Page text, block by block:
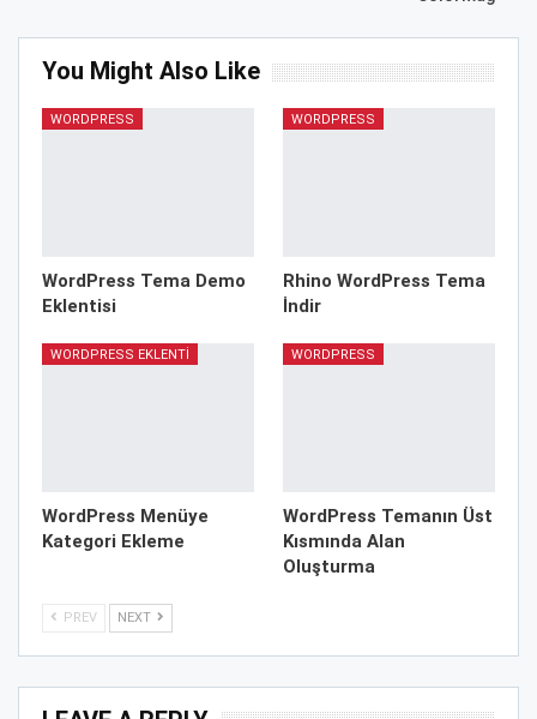
You Might Also Like
WORDPRESS
WordPress Tema Demo
Eklentisi
WORDPRESS
Rhino WordPress Tema
İndir
WORDPRESS EKLENTI
WordPress Menüye
Kategori Ekleme
WORDPRESS
WordPress Temanın Üst
Kısmında Alan
Oluşturma
PREV NEXT